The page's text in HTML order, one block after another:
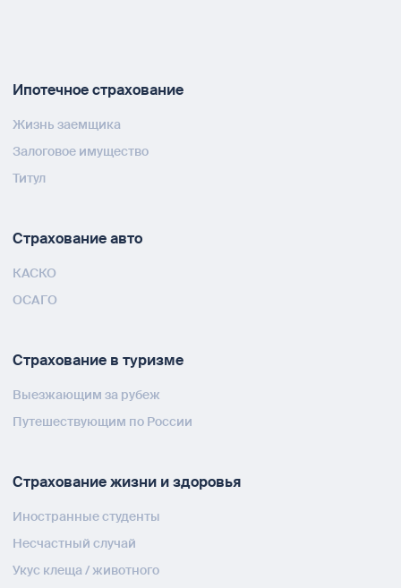
Ипотечное страхование
Жизнь заемщика
Залоговое имущество
Титул
Страхование авто
КАСКО
ОСАГО
Страхование в туризме
Выезжающим за рубеж
Путешествующим по России
Страхование жизни и здоровья
Иностранные студенты
Несчастный случай
Укус клеща / животного